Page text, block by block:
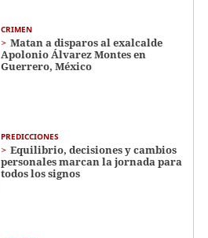
CRIMEN
Matan a disparos al exalcalde
Apolonio Álvarez Montes en
Guerrero, México
PREDICCIONES
Equilibrio, decisiones y cambios
personales marcan la jornada para
todos los signos